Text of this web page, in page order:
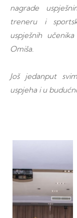
nagrade
treneru i
uspješnih
Omiša.
Još jedanput
uspjeha i u